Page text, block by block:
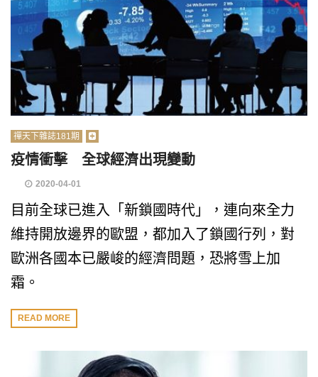
禪天下雜誌181期
疫情衝擊 全球經濟出現變動
2020-04-01
目前全球已進入「新鎖國時代」，連向來全力
維持開放邊界的歐盟，都加入了鎖國行列，對
歐洲各國本已嚴峻的經濟問題，恐將雪上加
霜。
READ MORE